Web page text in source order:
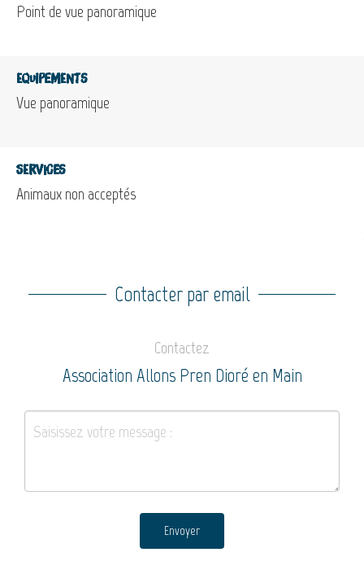
Point de vue panoramique
Equipements
Vue panoramique
Services
Animaux non acceptés
Contacter par email
Contactez
Association Allons Pren Dioré en Main
Envoyer